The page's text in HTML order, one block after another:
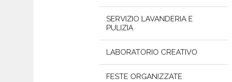
SERVIZIO LAVANDERIA E
PULIZIA
LABORATORIO CREATIVO
FESTE ORGANIZZATE